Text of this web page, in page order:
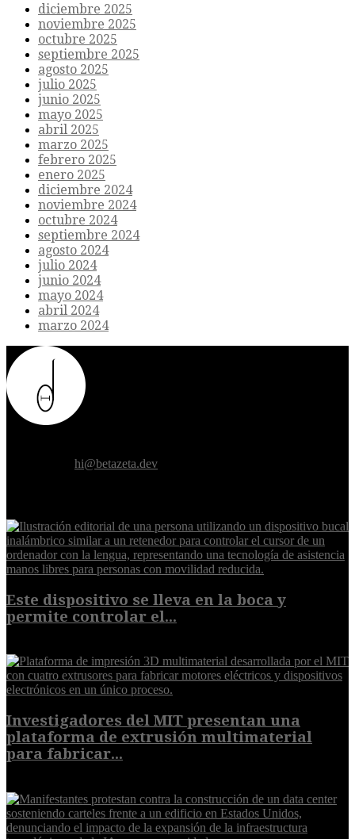
diciembre 2025
noviembre 2025
octubre 2025
septiembre 2025
agosto 2025
julio 2025
junio 2025
mayo 2025
abril 2025
marzo 2025
febrero 2025
enero 2025
diciembre 2024
noviembre 2024
octubre 2024
septiembre 2024
agosto 2024
julio 2024
junio 2024
mayo 2024
abril 2024
marzo 2024
hi@betazeta.dev
Este dispositivo se lleva en la boca y
permite controlar el...
Investigadores del MIT presentan una
plataforma de extrusión multimaterial
para fabricar...